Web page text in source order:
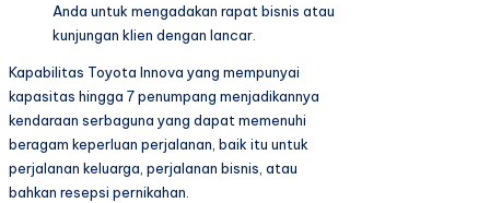
Anda untuk mengadakan rapat bisnis atau
kunjungan klien dengan lancar.
Kapabilitas Toyota Innova yang mempunyai
kapasitas hingga 7 penumpang menjadikannya
kendaraan serbaguna yang dapat memenuhi
beragam keperluan perjalanan, baik itu untuk
perjalanan keluarga, perjalanan bisnis, atau
bahkan resepsi pernikahan.